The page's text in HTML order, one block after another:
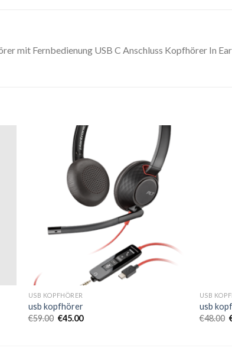
mit Fernbedienung USB C Anschluss Kopfhörer In
USB KOPFHÖRER
usb kopfhörer
€59.00 €45.00
USB
usb
€48.00